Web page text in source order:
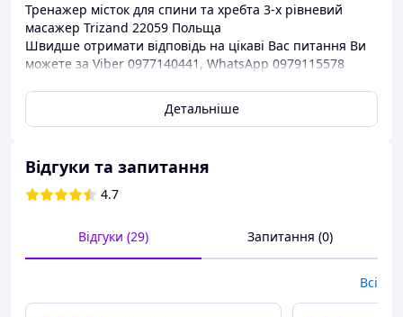
Тренажер місток для спини та хребта 3-х рівневий
масажер Trizand 22059 Польща
Швидше отримати відповідь на цікаві Вас питання Ви
можете за Viber 0977140441, WhatsApp 0979115578
ПРИСТРІЙ ДЛЯ РОЗТЯЖЕННЯ СПИНИ З
ТОЧКОВИМ МАСАЖЕРОМ
для розтяжки спини MALATEC
сидячи.
вихідною позицією, яка забезпечує найменше
розтягування та чудово підходить для новачків.
Другийрівень, висотою 9 см, забезпечує більшу
користувачів. Третій рівеньвисотою 11,5
Детальніше
Відгуки та запитання
4.7
Відгуки (29) Запитання (0)
Всі